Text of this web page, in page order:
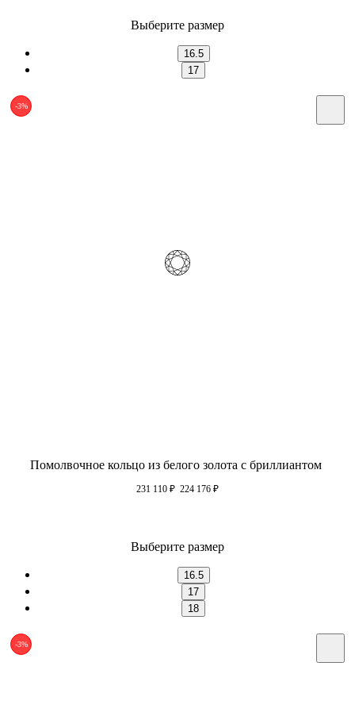
Выберите размер
16.5
17
-3%
Помолвочное кольцо из белого золота с бриллиантом
231 110 ₽ 224 176 ₽
Выберите размер
16.5
17
18
-3%